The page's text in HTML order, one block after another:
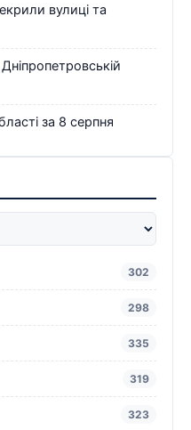
вулиці та
за 8 серпня
302
298
335
319
323